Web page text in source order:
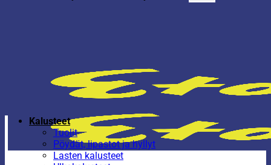
Kalusteet
Tuolit
Pöydät, lipastot ja hyllyt
Lasten kalusteet